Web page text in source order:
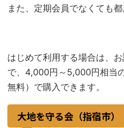
また、定期会員でなくても都
はじめて利用する場合は、
で、4,000円～5,000円相当
無料）で購入できます。
大地を守る会（指宿市）